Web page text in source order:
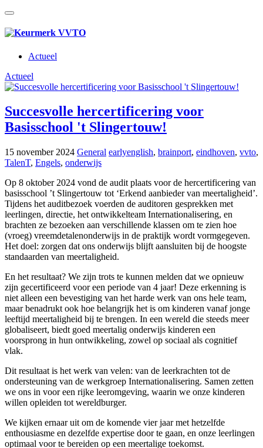
Actueel
Actueel
Succesvolle hercertificering voor
Basisschool 't Slingertouw!
15 november 2024 General earlyenglish, brainport, eindhoven, vvto,
TalenT, Engels, onderwijs
Op 8 oktober 2024 vond de audit plaats voor de hercertificering van
basisschool ’t Slingertouw tot ‘Erkend aanbieder van meertaligheid’.
Tijdens het auditbezoek voerden de auditoren gesprekken met
leerlingen, directie, het ontwikkelteam Internationalisering, en
brachten ze bezoeken aan verschillende klassen om te zien hoe
(vroeg) vreemdetalenonderwijs in de praktijk wordt vormgegeven.
Het doel: zorgen dat ons onderwijs blijft aansluiten bij de hoogste
standaarden van meertaligheid.
En het resultaat? We zijn trots te kunnen melden dat we opnieuw
zijn gecertificeerd voor een periode van 4 jaar! Deze erkenning is
niet alleen een bevestiging van het harde werk van ons hele team,
maar benadrukt ook hoe belangrijk het is om kinderen vanaf jonge
leeftijd meertaligheid bij te brengen. In een wereld die steeds meer
globaliseert, biedt goed meertalig onderwijs kinderen een
voorsprong in hun ontwikkeling, zowel op sociaal als cognitief
vlak.
Dit resultaat is het werk van velen: van de leerkrachten tot de
ondersteuning van de werkgroep Internationalisering. Samen zetten
we ons in voor een rijke leeromgeving, waarin we onze kinderen
willen opleiden tot wereldburger.
We kijken ernaar uit om de komende vier jaar met hetzelfde
enthousiasme en dezelfde expertise door te gaan, en onze leerlingen
optimaal voor te bereiden op een meertalige toekomst.